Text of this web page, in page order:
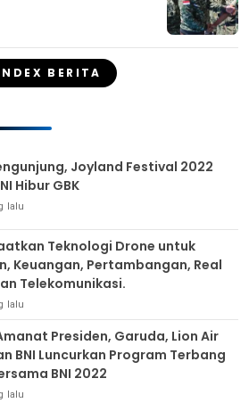
BERITA
Joyland Festival 2022
Hibur GBK
lalu
Teknologi Drone untuk
Keuangan, Pertambangan, Real
Telekomunikasi.
lalu
Presiden, Garuda, Lion Air
BNI Luncurkan Program Terbang
BNI 2022
lalu